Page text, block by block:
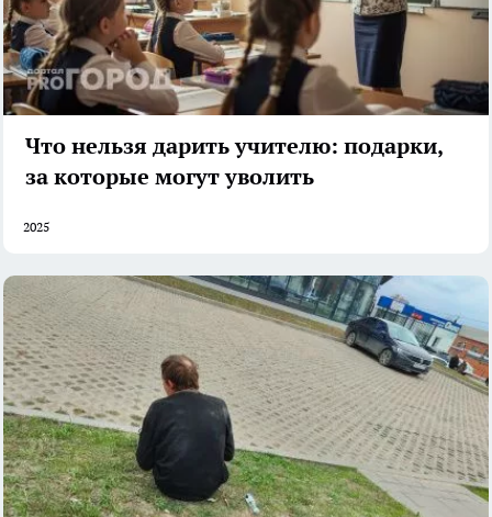
Что нельзя дарить учителю: подарки,
за которые могут уволить
2025